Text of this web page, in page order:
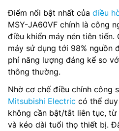
Điểm nổi bật nhất của điều
MSY-JA60VF chính là công
điều khiển máy nén tiên tiến.
máy sử dụng tới 98% nguồn
phí năng lượng đáng kể so
thông thường.
Nhờ cơ chế điều chỉnh công
Mitsubishi Electric có thể
không cần bật/tắt liên tục,
và kéo dài tuổi thọ thiết bị.